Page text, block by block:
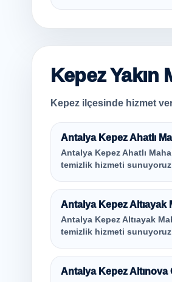
Kepez Yakın
Kepez ilçesinde hizmet
Antalya Kepez Ahatlı
Antalya Kepez Ahatlı
temizlik hizmeti
Antalya Kepez Altıayak
Antalya Kepez Altıayak
temizlik hizmeti
Antalya Kepez